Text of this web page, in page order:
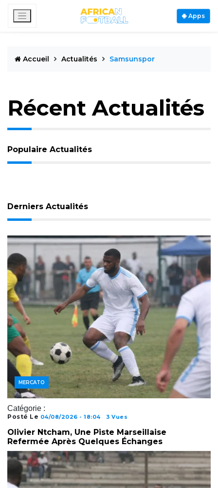
Apps
Accueil Actualités Samsunspor
Récent Actualités
Populaire Actualités
Derniers Actualités
Catégorie :
MERCATO
Posté Le 04/08/2026 - 18:04 3 Vues
Olivier Ntcham, Une Piste Marseillaise
Refermée Après Quelques Échanges